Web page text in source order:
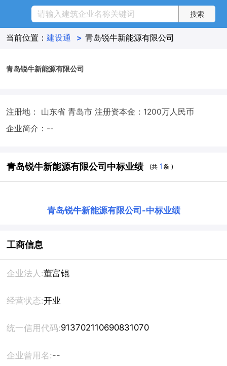
当前位置： 建设通 > 青岛锐牛新能源有限公司
青岛锐牛新能源有限公司
注册地： 山东省 青岛市 注册资本金：1200万人民币
企业简介：--
青岛锐牛新能源有限公司中标业绩 (共 1条 )
青岛锐牛新能源有限公司 -中标业绩
工商信息
企业法人:董富锟
经营状态:开业
统一信用代码:913702110690831070
企业曾用名:--